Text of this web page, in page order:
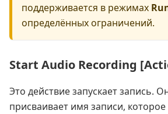
поддерживается в режимах
определённых ограничений.
Start Audio Recording
Это действие запускает запись.
присваивает имя записи,